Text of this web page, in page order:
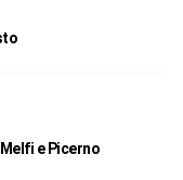
e Picerno